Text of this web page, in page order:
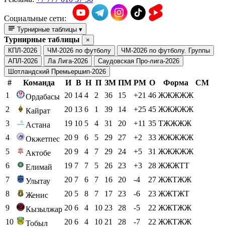
Социальные сети:
Турнирные таблицы ▾
Турнирные таблицы
×
КПЛ-2026
ЧМ-2026 по футболу
ЧМ-2026 по футболу. Группы
АПЛ-2026
Ла Лига-2026
Саудовская Про-лига-2026
Шотландский Премьершип-2026
# Команда И В Н П ЗМ ПМ РМ О Форма
СМ
1
Ордабасы 20 14 4 2 36 15 +21 46 ЖЖЖЖЖ
2
Кайрат 20 13 6 1 39 14 +25 45 ЖЖЖЖЖ
3
Астана 19 10 5 4 31 20 +11 35 ТЖЖЖЖ
4
Окжетпес 20 9 6 5 29 27 +2 33 ЖЖЖЖЖ
5
Актобе 20 9 4 7 29 24 +5 31 ЖЖЖЖЖ
6
Елимай 19 7 7 5 26 23 +3 28 ЖЖЖТТ
7
Улытау 20 7 6 7 16 20 -4 27 ЖЖТЖЖ
8
Женис 20 5 8 7 17 23 -6 23 ЖЖТЖТ
9
Кызылжар 20 6 4 10 23 28 -5 22 ЖЖТЖЖ
10
Тобыл 20 6 4 10 21 28 -7 22 ЖЖТЖЖ